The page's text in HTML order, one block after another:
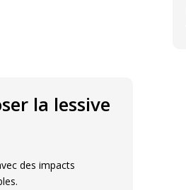
la lessive
des impacts